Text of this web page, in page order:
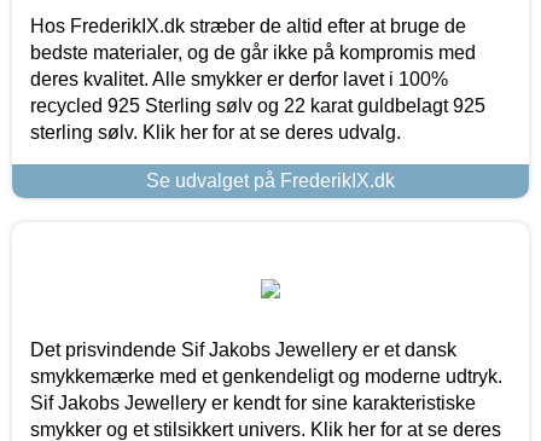
Hos FrederikIX.dk stræber de altid efter at bruge de
bedste materialer, og de går ikke på kompromis med
deres kvalitet. Alle smykker er derfor lavet i 100%
recycled 925 Sterling sølv og 22 karat guldbelagt 925
sterling sølv. Klik her for at se deres udvalg.
Se udvalget på FrederikIX.dk
Det prisvindende Sif Jakobs Jewellery er et dansk
smykkemærke med et genkendeligt og moderne udtryk.
Sif Jakobs Jewellery er kendt for sine karakteristiske
smykker og et stilsikkert univers. Klik her for at se deres